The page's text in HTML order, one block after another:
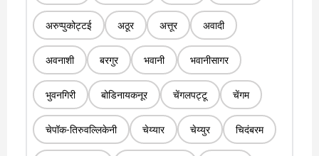
अरुप्पुकोट्टई अठूर अत्तूर अवादी
अवनाशी बरगुर भवानी भवानीसागर
भुवनगिरी बोडिनायकनूर चेंगलपट्टू चेंगम
चेपॉक-तिरुवल्लिकेनी चेय्यार चेय्युर चिदंबरम